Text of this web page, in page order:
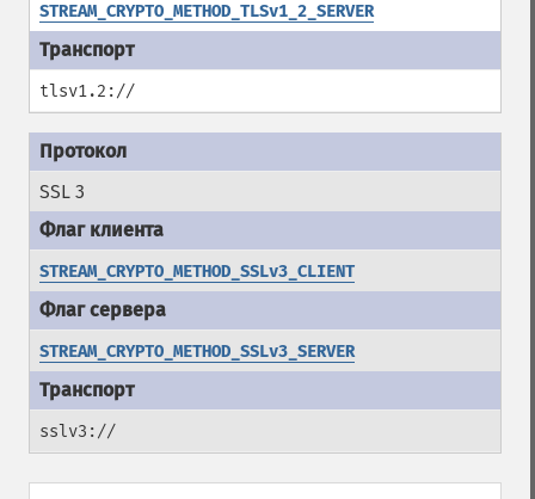
STREAM_CRYPTO_METHOD_TLSv1_2_SERVER
tlsv1.2://
SSL 3
STREAM_CRYPTO_METHOD_SSLv3_CLIENT
STREAM_CRYPTO_METHOD_SSLv3_SERVER
sslv3://